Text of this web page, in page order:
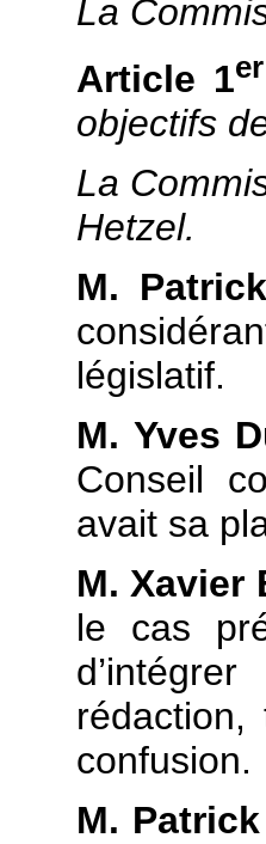
La
Article 1er
objectifs
La
Hetzel.
M.
législatif.
M. Yves
Conseil
avait sa
M. Xavier
le cas
confusion.
M.